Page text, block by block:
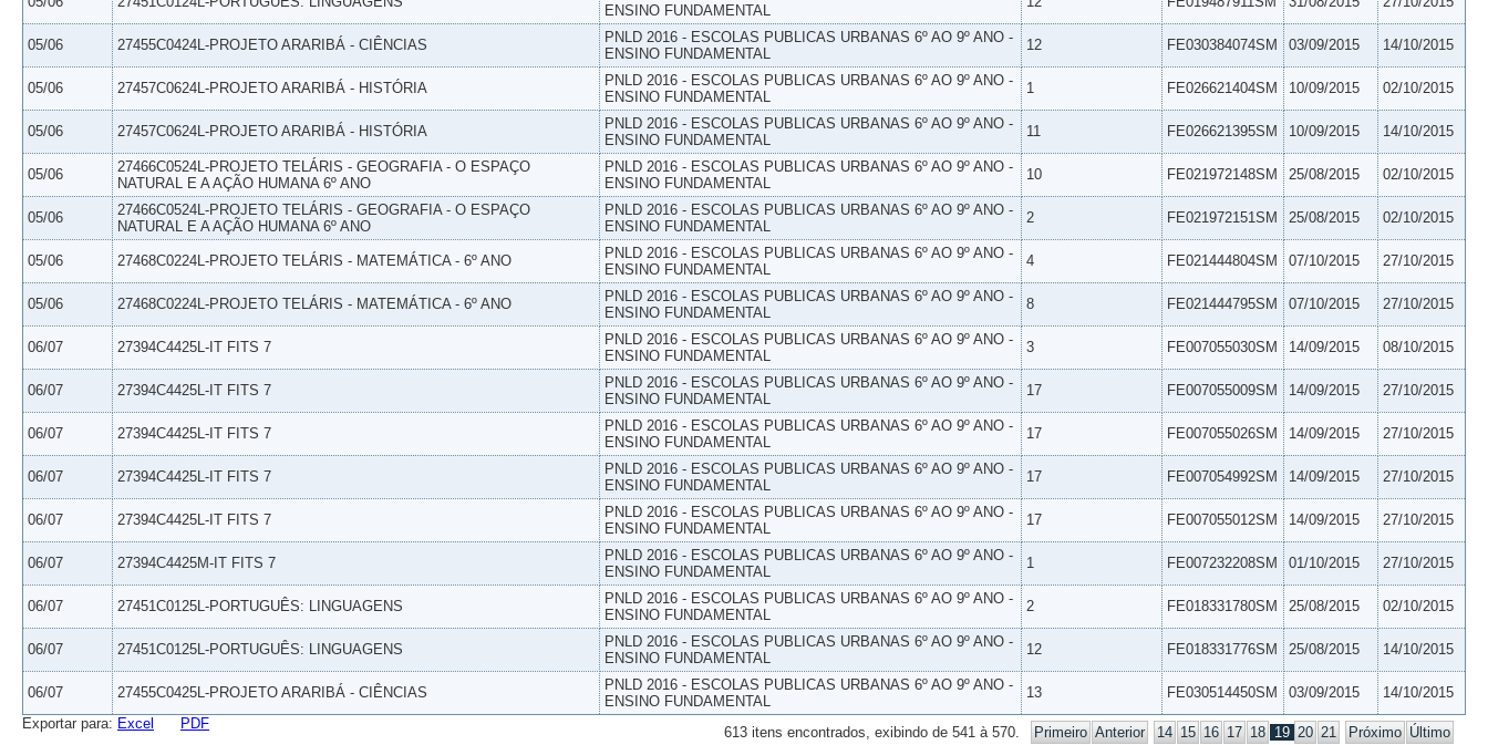
ENSINO FUNDAMENTAL
05/06 27455C0424L-PROJETO ARARIBÁ - CIÊNCIAS
PNLD 2016 - ESCOLAS PUBLICAS URBANAS 6º AO 9º ANO -
ENSINO FUNDAMENTAL
12 FE030384074SM 03/09/2015 14/10/2015
05/06 27457C0624L-PROJETO ARARIBÁ - HISTÓRIA
PNLD 2016 - ESCOLAS PUBLICAS URBANAS 6º AO 9º ANO -
ENSINO FUNDAMENTAL
1 FE026621404SM 10/09/2015 02/10/2015
05/06 27457C0624L-PROJETO ARARIBÁ - HISTÓRIA
PNLD 2016 - ESCOLAS PUBLICAS URBANAS 6º AO 9º ANO -
ENSINO FUNDAMENTAL
11 FE026621395SM 10/09/2015 14/10/2015
05/06
27466C0524L-PROJETO TELÁRIS - GEOGRAFIA - O ESPAÇO
NATURAL E A AÇÃO HUMANA 6º ANO
PNLD 2016 - ESCOLAS PUBLICAS URBANAS 6º AO 9º ANO -
ENSINO FUNDAMENTAL
10 FE021972148SM 25/08/2015 02/10/2015
05/06
27466C0524L-PROJETO TELÁRIS - GEOGRAFIA - O ESPAÇO
NATURAL E A AÇÃO HUMANA 6º ANO
PNLD 2016 - ESCOLAS PUBLICAS URBANAS 6º AO 9º ANO -
ENSINO FUNDAMENTAL
2 FE021972151SM 25/08/2015 02/10/2015
05/06 27468C0224L-PROJETO TELÁRIS - MATEMÁTICA - 6º ANO
PNLD 2016 - ESCOLAS PUBLICAS URBANAS 6º AO 9º ANO -
ENSINO FUNDAMENTAL
4 FE021444804SM 07/10/2015 27/10/2015
05/06 27468C0224L-PROJETO TELÁRIS - MATEMÁTICA - 6º ANO
PNLD 2016 - ESCOLAS PUBLICAS URBANAS 6º AO 9º ANO -
ENSINO FUNDAMENTAL
8 FE021444795SM 07/10/2015 27/10/2015
06/07 27394C4425L-IT FITS 7
PNLD 2016 - ESCOLAS PUBLICAS URBANAS 6º AO 9º ANO -
ENSINO FUNDAMENTAL
3 FE007055030SM 14/09/2015 08/10/2015
06/07 27394C4425L-IT FITS 7
PNLD 2016 - ESCOLAS PUBLICAS URBANAS 6º AO 9º ANO -
ENSINO FUNDAMENTAL
17 FE007055009SM 14/09/2015 27/10/2015
06/07 27394C4425L-IT FITS 7
PNLD 2016 - ESCOLAS PUBLICAS URBANAS 6º AO 9º ANO -
ENSINO FUNDAMENTAL
17 FE007055026SM 14/09/2015 27/10/2015
06/07 27394C4425L-IT FITS 7
PNLD 2016 - ESCOLAS PUBLICAS URBANAS 6º AO 9º ANO -
ENSINO FUNDAMENTAL
17 FE007054992SM 14/09/2015 27/10/2015
06/07 27394C4425L-IT FITS 7
PNLD 2016 - ESCOLAS PUBLICAS URBANAS 6º AO 9º ANO -
ENSINO FUNDAMENTAL
17 FE007055012SM 14/09/2015 27/10/2015
06/07 27394C4425M-IT FITS 7
PNLD 2016 - ESCOLAS PUBLICAS URBANAS 6º AO 9º ANO -
ENSINO FUNDAMENTAL
1 FE007232208SM 01/10/2015 27/10/2015
06/07 27451C0125L-PORTUGUÊS: LINGUAGENS
PNLD 2016 - ESCOLAS PUBLICAS URBANAS 6º AO 9º ANO -
ENSINO FUNDAMENTAL
2 FE018331780SM 25/08/2015 02/10/2015
06/07 27451C0125L-PORTUGUÊS: LINGUAGENS
PNLD 2016 - ESCOLAS PUBLICAS URBANAS 6º AO 9º ANO -
ENSINO FUNDAMENTAL
12 FE018331776SM 25/08/2015 14/10/2015
06/07 27455C0425L-PROJETO ARARIBÁ - CIÊNCIAS
PNLD 2016 - ESCOLAS PUBLICAS URBANAS 6º AO 9º ANO -
ENSINO FUNDAMENTAL
13 FE030514450SM 03/09/2015 14/10/2015
613 itens encontrados, exibindo de 541 à 570. Primeiro Anterior 14 15 16 17 18 19 20 21 Próximo Último
Exportar para: Excel PDF